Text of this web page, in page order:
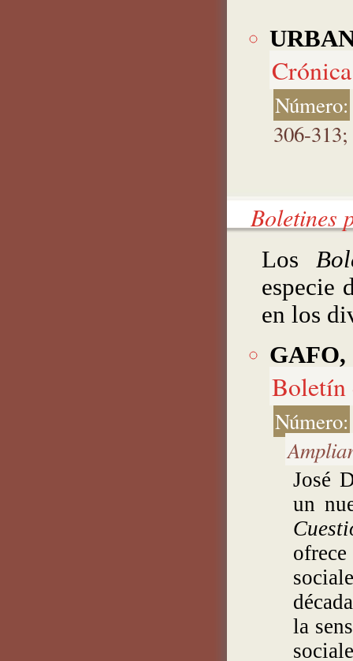
Número:
306-
Boletines
Los
especie
en los
GAFO,
Boletín
Número:
José
un
la